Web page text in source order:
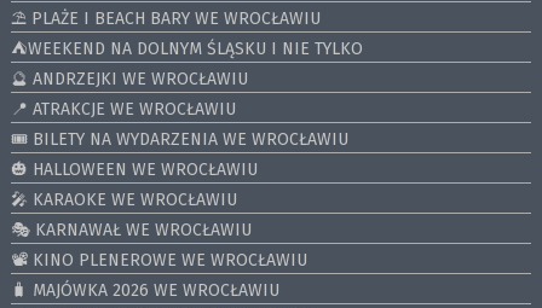
⛱️ PLAŻE I BEACH BARY WE WROCŁAWIU
⛺️WEEKEND NA DOLNYM ŚLĄSKU I NIE TYLKO
🔮 ANDRZEJKI WE WROCŁAWIU
📍 ATRAKCJE WE WROCŁAWIU
🎟️ BILETY NA WYDARZENIA WE WROCŁAWIU
🎃 HALLOWEEN WE WROCŁAWIU
🎤 KARAOKE WE WROCŁAWIU
🎭 KARNAWAŁ WE WROCŁAWIU
📽️ KINO PLENEROWE WE WROCŁAWIU
🧳 MAJÓWKA 2026 WE WROCŁAWIU